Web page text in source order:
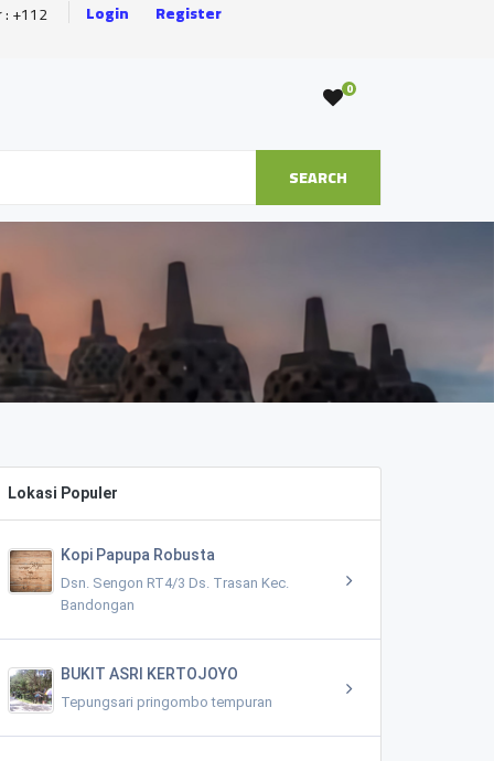
: +112 Login Register
0
SEARCH
Lokasi Populer
Kopi Papupa Robusta
Dsn. Sengon RT4/3 Ds. Trasan Kec.
Bandongan
BUKIT ASRI KERTOJOYO
Tepungsari pringombo tempuran